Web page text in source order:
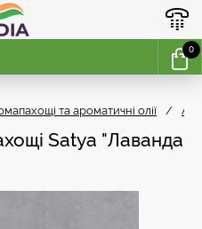
0
та ароматичні олії /
Satya "Лаванда